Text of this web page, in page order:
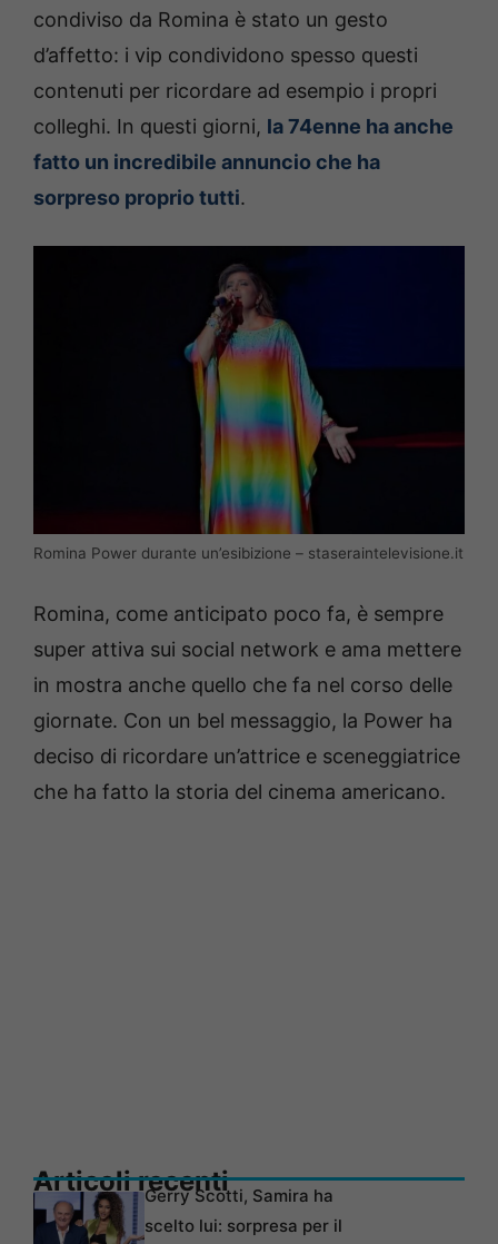
condiviso da Romina è stato un gesto
d’affetto: i vip condividono spesso questi
contenuti per ricordare ad esempio i propri
colleghi. In questi giorni, la 74enne ha anche
fatto un incredibile annuncio che ha
sorpreso proprio tutti.
Romina Power durante un’esibizione – staseraintelevisione.it
Romina, come anticipato poco fa, è sempre
super attiva sui social network e ama mettere
in mostra anche quello che fa nel corso delle
giornate. Con un bel messaggio, la Power ha
deciso di ricordare un’attrice e sceneggiatrice
che ha fatto la storia del cinema americano.
Articoli recentiGerry Scotti, Samira ha
scelto lui: sorpresa per il